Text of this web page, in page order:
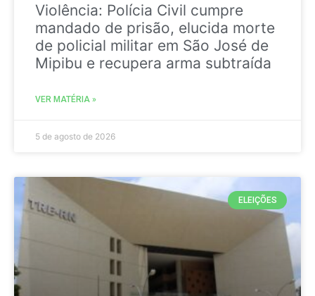
Violência: Polícia Civil cumpre
mandado de prisão, elucida morte
de policial militar em São José de
Mipibu e recupera arma subtraída
VER MATÉRIA »
5 de agosto de 2026
ELEIÇÕES